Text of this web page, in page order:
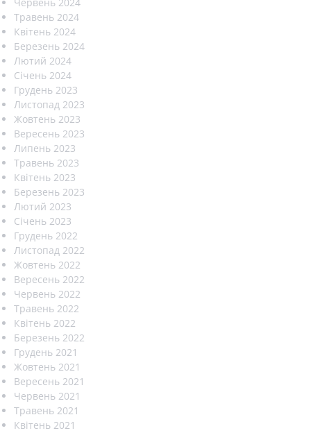
Червень 2024
Травень 2024
Квітень 2024
Березень 2024
Лютий 2024
Січень 2024
Грудень 2023
Листопад 2023
Жовтень 2023
Вересень 2023
Липень 2023
Травень 2023
Квітень 2023
Березень 2023
Лютий 2023
Січень 2023
Грудень 2022
Листопад 2022
Жовтень 2022
Вересень 2022
Червень 2022
Травень 2022
Квітень 2022
Березень 2022
Грудень 2021
Жовтень 2021
Вересень 2021
Червень 2021
Травень 2021
Квітень 2021